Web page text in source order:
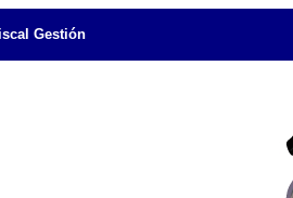
Gestión